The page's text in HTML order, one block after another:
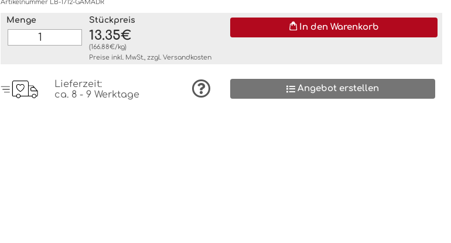
Artikelnummer LB-1712-GAMADR
Menge Stückpreis
13.35€
(166.88€/kg)
Preise inkl. MwSt., zzgl. Versandkosten
In den Warenkorb
Lieferzeit:
ca. 8 - 9 Werktage
Angebot erstellen